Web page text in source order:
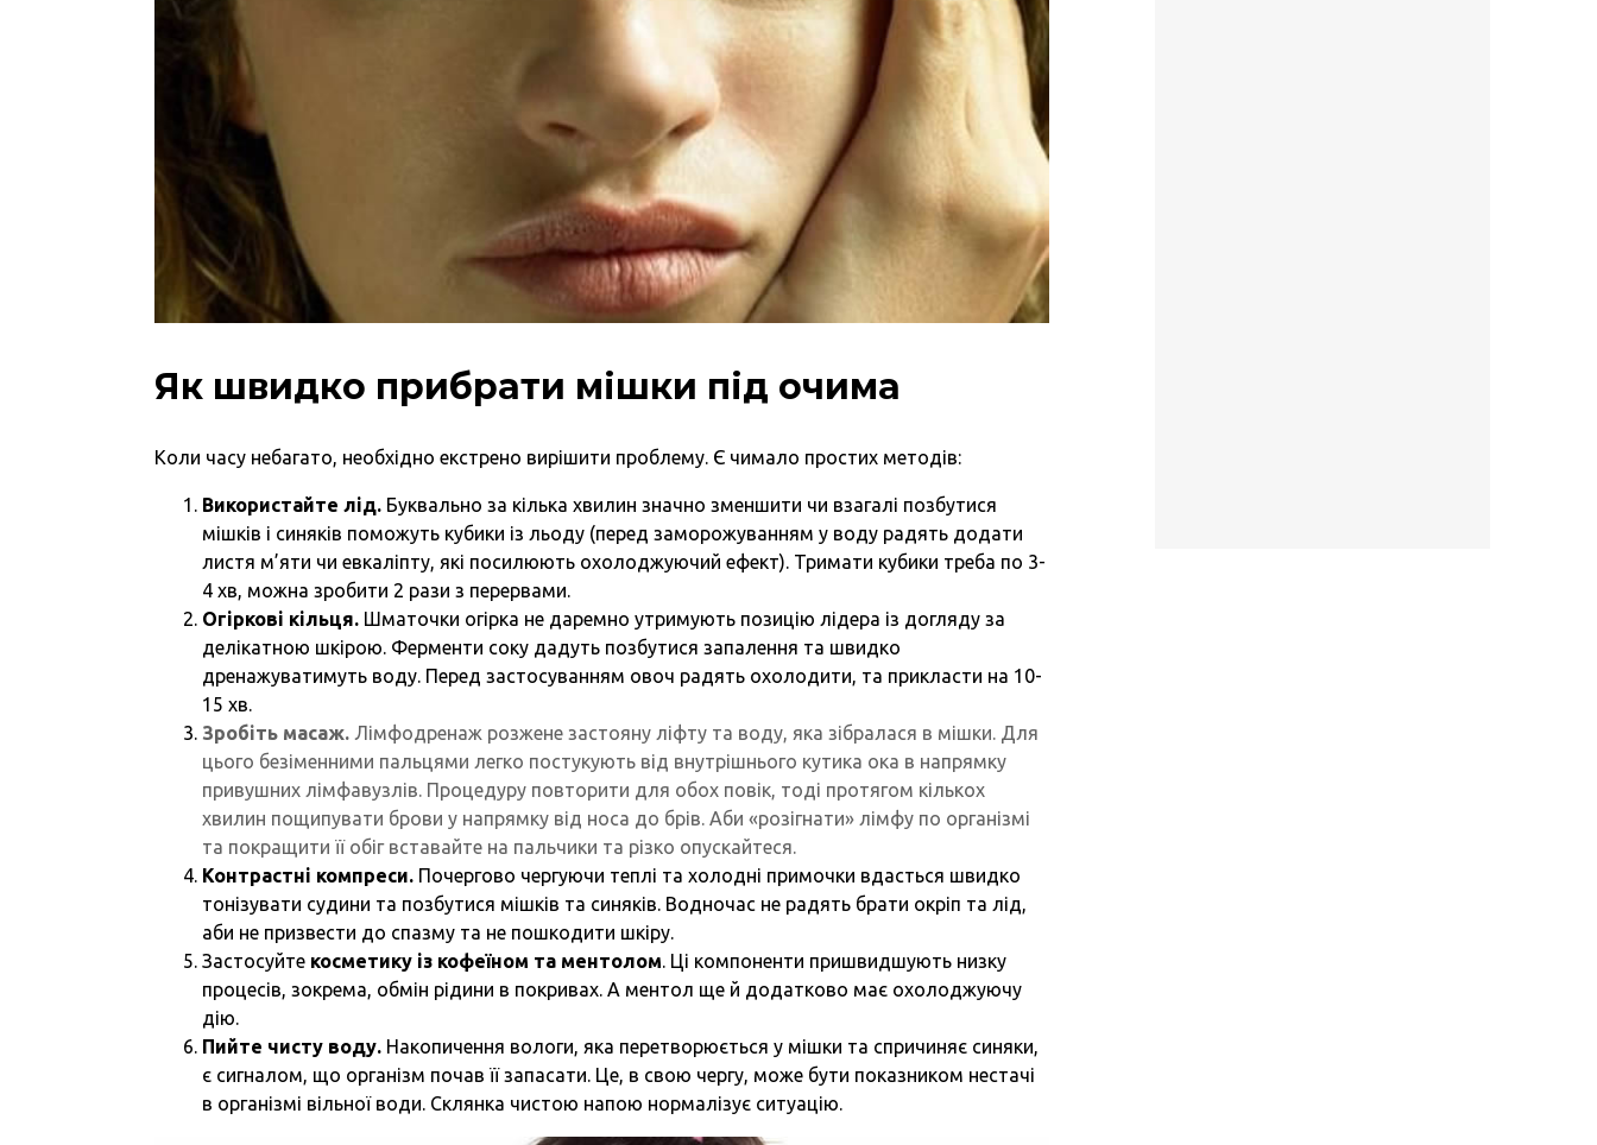
Як швидко прибрати мішки під очима
Коли часу небагато, необхідно екстрено вирішити проблему. Є чимало простих методів:
Використайте лід. Буквально за кілька хвилин значно зменшити чи взагалі позбутися
мішків і синяків поможуть кубики із льоду (перед заморожуванням у воду радять додати
листя м’яти чи евкаліпту, які посилюють охолоджуючий ефект). Тримати кубики треба по 3-
4 хв, можна зробити 2 рази з перервами.
Огіркові кільця. Шматочки огірка не даремно утримують позицію лідера із догляду за
делікатною шкірою. Ферменти соку дадуть позбутися запалення та швидко
дренажуватимуть воду. Перед застосуванням овоч радять охолодити, та прикласти на 10-
15 хв.
Зробіть масаж. Лімфодренаж розжене застояну ліфту та воду, яка зібралася в мішки. Для
цього безіменними пальцями легко постукують від внутрішнього кутика ока в напрямку
привушних лімфавузлів. Процедуру повторити для обох повік, тоді протягом кількох
хвилин пощипувати брови у напрямку від носа до брів. Аби «розігнати» лімфу по організмі
та покращити її обіг вставайте на пальчики та різко опускайтеся.
Контрастні компреси. Почергово чергуючи теплі та холодні примочки вдасться швидко
тонізувати судини та позбутися мішків та синяків. Водночас не радять брати окріп та лід,
аби не призвести до спазму та не пошкодити шкіру.
Застосуйте косметику із кофеїном та ментолом. Ці компоненти пришвидшують низку
процесів, зокрема, обмін рідини в покривах. А ментол ще й додатково має охолоджуючу
дію.
Пийте чисту воду. Накопичення вологи, яка перетворюється у мішки та спричиняє синяки,
є сигналом, що організм почав її запасати. Це, в свою чергу, може бути показником нестачі
в організмі вільної води. Склянка чистою напою нормалізує ситуацію.